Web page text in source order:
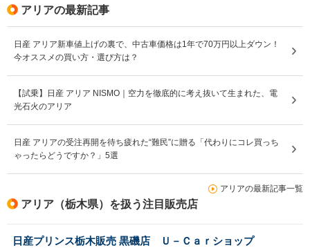
アリアの最新記事
日産 アリア新車値上げの裏で、中古車価格は1年で70万円以上ダウン！
今オススメの買い方・選び方は？
【試乗】日産 アリア NISMO｜空力を徹底的に考え抜いて生まれた、電
光石火のアリア
日産 アリアの受注再開を待ち疲れた“難民”に贈る「代わりにコレ買っち
ゃったらどうですか？」5選
アリアの最新記事一覧
アリア（栃木県）を扱う注目販売店
日産プリンス栃木販売 黒磯店 Ｕ－Ｃａｒショップ